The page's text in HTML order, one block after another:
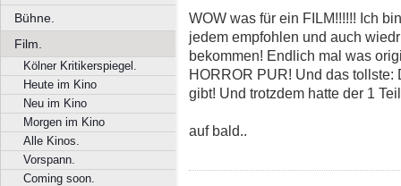
Bühne.
Film.
Kölner Kritikerspiegel.
Heute im Kino
Neu im Kino
Morgen im Kino
Alle Kinos.
Vorspann.
Coming soon.
WOW was für ein FILM!!!!!! Ich
jedem empfohlen und auch
bekommen! Endlich mal was
HORROR PUR! Und das tollste:
gibt! Und trotzdem hatte der 1
auf bald..